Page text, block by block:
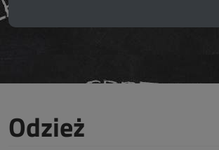
Odzież